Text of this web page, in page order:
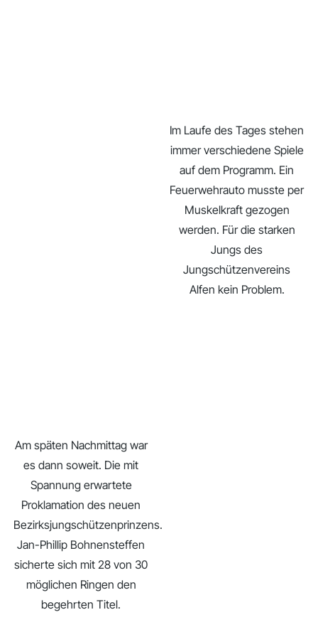
Im Laufe des Tages stehen
immer verschiedene Spiele
auf dem Programm. Ein
Feuerwehrauto musste per
Muskelkraft gezogen
werden. Für die starken
Jungs des
Jungschützenvereins
Alfen kein Problem.
Am späten Nachmittag war
es dann soweit. Die mit
Spannung erwartete
Proklamation des neuen
Bezirksjungschützenprinzens.
Jan-Phillip Bohnensteffen
sicherte sich mit 28 von 30
möglichen Ringen den
begehrten Titel.